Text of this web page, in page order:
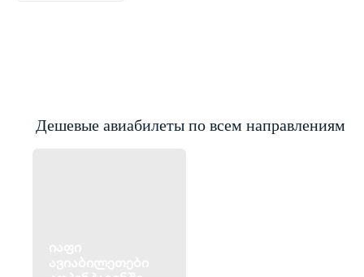
Дешевые авиабилеты по всем направлениям